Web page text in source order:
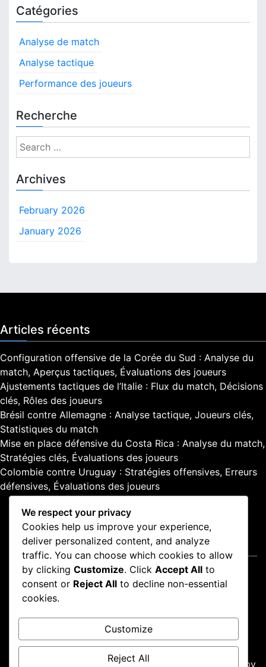
Catégories
Analyse de match
Analyse tactique
Performance des joueurs
Recherche
S
e
r
h
Archives
February 2026
January 2026
Articles récents
Configuration offensive de la Corée du Sud : Analyse du
match, Aperçus tactiques, Évaluations des joueurs
Ajustements tactiques de l’Italie : Flux du match, Décisions
clés, Rôles des joueurs
Brésil contre Allemagne : Analyse tactique, Joueurs clés,
Statistiques du match
Mise en place défensive du Costa Rica : Analyse du match,
Stratégies clés, Évaluations des joueurs
Colombie contre Uruguay : Stratégies offensives, Erreurs
défensives, Évaluations des joueurs
Mentions légales
Votre vie privée
Cookies et suivi
Accord utilisateur
Qui nous sommes
Proudly powered by WordPress Theme: news-box by
We respect your privacy
Cookies help us improve your experience,
deliver personalized content, and analyze
traffic. You can choose which cookies to allow
by clicking Customize. Click Accept All to
consent or Reject All to decline non-essential
cookies.
Customize
Reject All